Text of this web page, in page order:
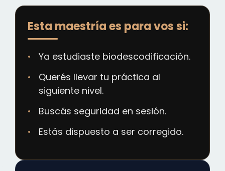
Esta maestría es para vos si:
Ya estudiaste biodescodificación.
Querés llevar tu práctica al
siguiente nivel.
Buscás seguridad en sesión.
Estás dispuesto a ser corregido.